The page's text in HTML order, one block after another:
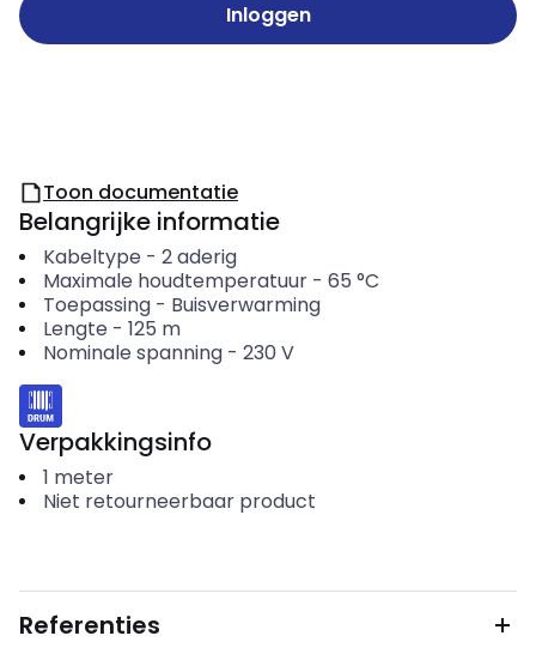
Inloggen
Toon documentatie
Belangrijke informatie
Kabeltype - 2 aderig
Maximale houdtemperatuur- 65 °C
Toepassing- Buisverwarming
Lengte - 125 m
Nominale spanning- 230 V
Verpakkingsinfo
1 meter
Niet retourneerbaar product
Referenties